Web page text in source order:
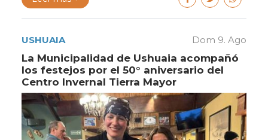
USHUAIA Dom 9. Ago
La Municipalidad de Ushuaia acompañó
los festejos por el 50° aniversario del
Centro Invernal Tierra Mayor